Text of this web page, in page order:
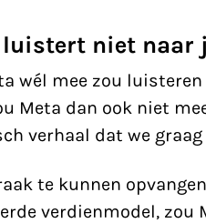
luistert niet naar
wél mee zou
Meta dan ook niet
verhaal dat we
te kunnen
verdienmodel,